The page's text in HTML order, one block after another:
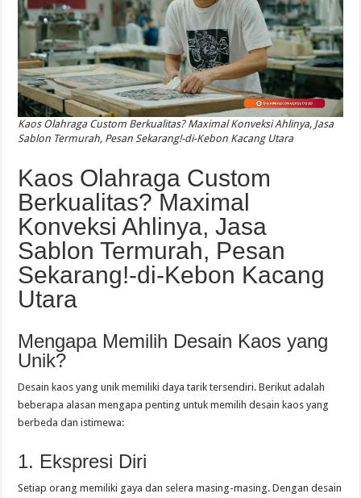
Kaos Olahraga Custom Berkualitas? Maximal Konveksi Ahlinya, Jasa
Sablon Termurah, Pesan Sekarang!-di-Kebon Kacang Utara
Kaos Olahraga Custom
Berkualitas? Maximal
Konveksi Ahlinya, Jasa
Sablon Termurah, Pesan
Sekarang!-di-Kebon Kacang
Utara
Mengapa Memilih Desain Kaos yang
Unik?
Desain kaos yang unik memiliki daya tarik tersendiri. Berikut adalah
beberapa alasan mengapa penting untuk memilih desain kaos yang
berbeda dan istimewa:
1. Ekspresi Diri
Setiap orang memiliki gaya dan selera masing-masing. Dengan desain